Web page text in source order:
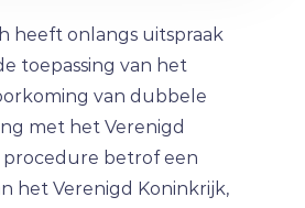
heeft onlangs uitspraak
toepassing van het
van dubbele
met het Verenigd
procedure betrof een
het Verenigd Koninkrijk,